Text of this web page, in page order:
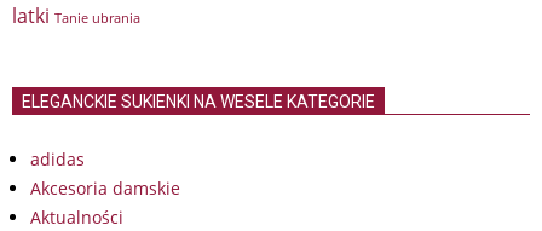
latki Tanie ubrania
ELEGANCKIE SUKIENKI NA WESELE KATEGORIE
adidas
Akcesoria damskie
Aktualności